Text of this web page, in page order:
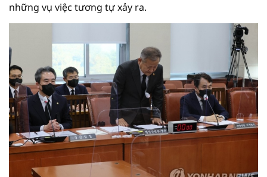
những vụ việc tương tự xảy ra.